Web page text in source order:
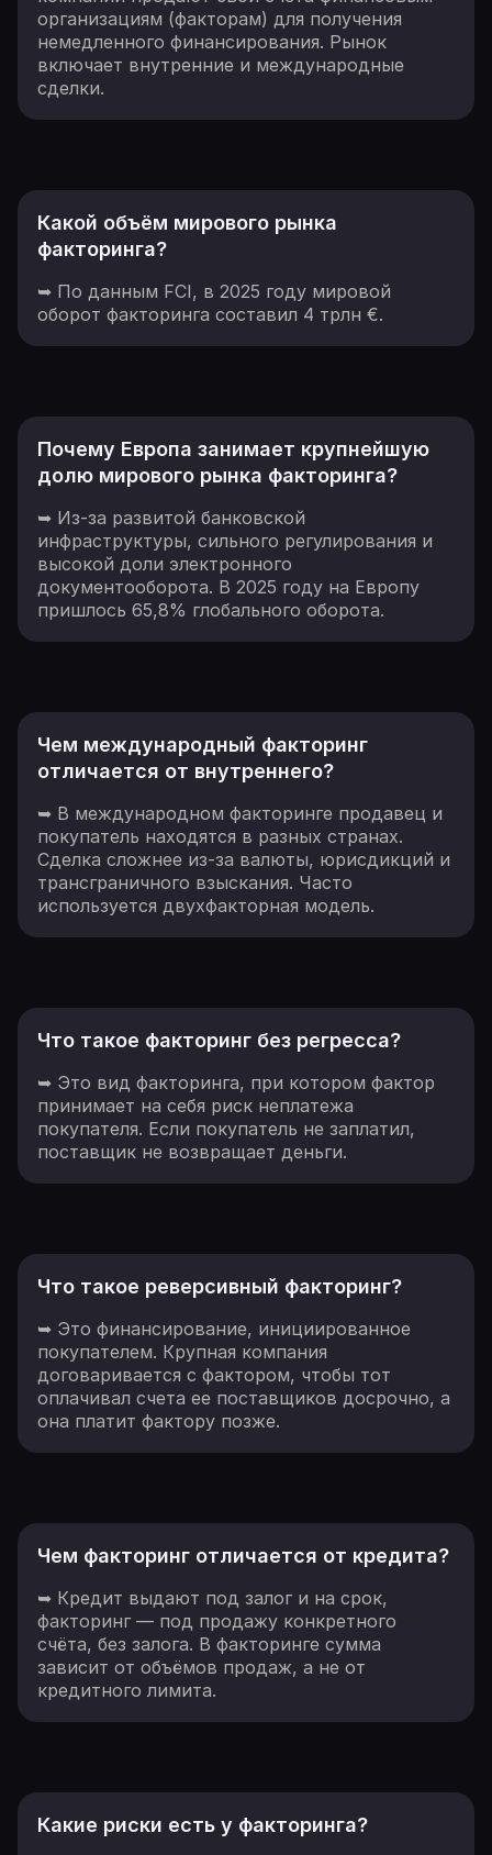
организациям (факторам) для получения
немедленного финансирования. Рынок
включает внутренние и международные
сделки.
Какой объём мирового рынка
факторинга?
➥ По данным FCI, в 2025 году мировой
оборот факторинга составил 4 трлн €.
Почему Европа занимает крупнейшую
долю мирового рынка факторинга?
➥ Из-за развитой банковской
инфраструктуры, сильного регулирования и
высокой доли электронного
документооборота. В 2025 году на Европу
пришлось 65,8% глобального оборота.
Чем международный факторинг
отличается от внутреннего?
➥ В международном факторинге продавец и
покупатель находятся в разных странах.
Сделка сложнее из-за валюты, юрисдикций и
трансграничного взыскания. Часто
используется двухфакторная модель.
Что такое факторинг без регресса?
➥ Это вид факторинга, при котором фактор
принимает на себя риск неплатежа
покупателя. Если покупатель не заплатил,
поставщик не возвращает деньги.
Что такое реверсивный факторинг?
➥ Это финансирование, инициированное
покупателем. Крупная компания
договаривается с фактором, чтобы тот
оплачивал счета ее поставщиков досрочно, а
она платит фактору позже.
Чем факторинг отличается от кредита?
➥ Кредит выдают под залог и на срок,
факторинг — под продажу конкретного
счёта, без залога. В факторинге сумма
зависит от объёмов продаж, а не от
кредитного лимита.
Какие риски есть у факторинга?